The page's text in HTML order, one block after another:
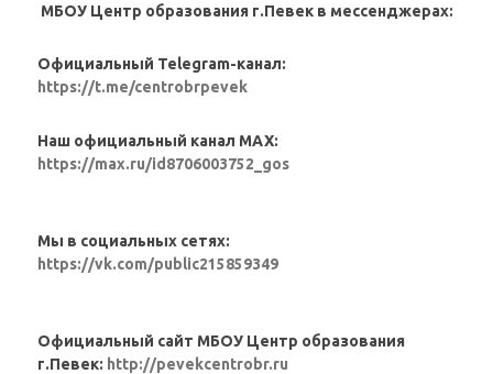
МБОУ Центр образования г.Певек в мессенджерах:
Официальный Telegram-канал:
https://t.me/centrobrpevek
Наш официальный канал MAX:
https://max.ru/id8706003752_gos
Мы в социальных сетях:
https://vk.com/public215859349
Официальный сайт МБОУ Центр образования
г.Певек: http://pevekcentrobr.ru